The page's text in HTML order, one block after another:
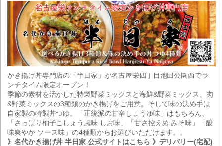
かき揚げ丼専門店の「半日家」が名古屋栄四丁目池田公園西でラ
ンチタイム限定オープン！
季節の素材を活かした特製野菜ミックスと海鮮&野菜ミックス、肉
&野菜ミックスの3種類のかき揚げをご用意。そして味の決め手は
自家製の特製丼つゆ。「正統派の甘辛しょうゆ味」はもちろん、
「さっぱり柚子こしょう風味 しお味」「甘さ控えめ みそ味」「酸
味爽やか ソース味」の4種類からお選びいただけます。。
》名代かき揚げ丼 半日家 公式サイトはこちら 》デリバリー(宅配)